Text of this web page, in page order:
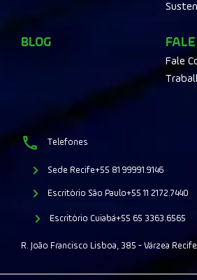
BLOG FALE
Fale
Telefones
Sede Recife+55 81 99991.9146
Escritório São Paulo+55 11 2172.7440
Escritório Cuiabá+55 65 3363.6565
R. João Francisco Lisboa, 385 - Várzea Recife